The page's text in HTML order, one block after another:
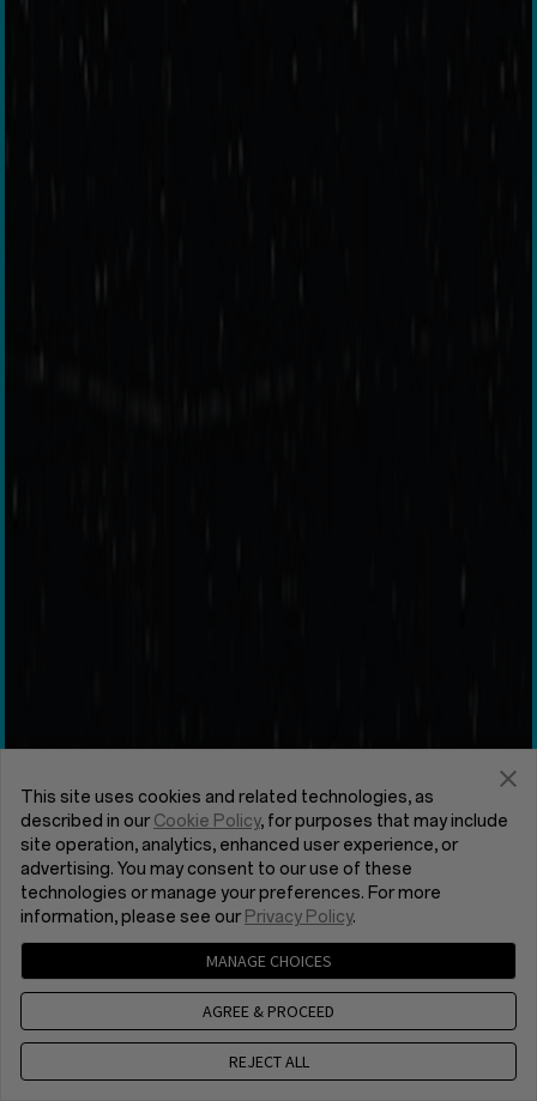
This site uses cookies and related technologies, as
described in ourCookie Policy, for purposes that may include
site operation, analytics, enhanced user experience, or
advertising. You may consent to our use of these
technologies or manage your preferences. For more
information, please see our Privacy Policy.
MANAGE CHOICES
AGREE & PROCEED
REJECT ALL